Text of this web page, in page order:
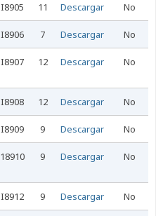
I8905 11 Descargar No
I8906 7 Descargar No
I8907 12 Descargar No
I8908 12 Descargar No
I8909 9 Descargar No
18910 9 Descargar No
I8912 9 Descargar No